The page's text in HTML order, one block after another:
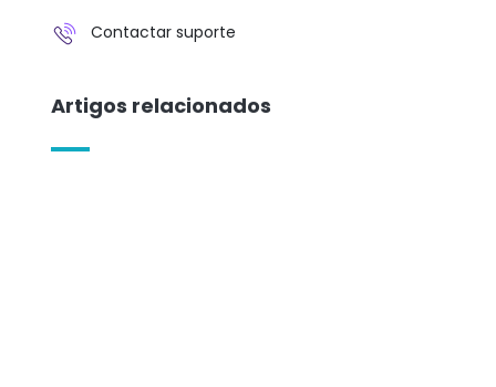
Contactar suporte
Artigos relacionados